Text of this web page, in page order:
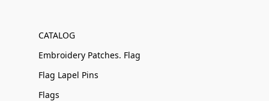
CATALOG
Embroidery Patches. Flag
Flag Lapel Pins
Flags